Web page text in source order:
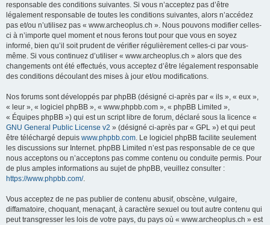
responsable des conditions suivantes. Si vous n’acceptez pas d’être
légalement responsable de toutes les conditions suivantes, alors n’accédez
pas et/ou n’utilisez pas « www.archeoplus.ch ». Nous pouvons modifier celles-
ci à n’importe quel moment et nous ferons tout pour que vous en soyez
informé, bien qu’il soit prudent de vérifier régulièrement celles-ci par vous-
même. Si vous continuez d’utiliser « www.archeoplus.ch » alors que des
changements ont été effectués, vous acceptez d’être légalement responsable
des conditions découlant des mises à jour et/ou modifications.
Nos forums sont développés par phpBB (désigné ci-après par « ils », « eux »,
« leur », « logiciel phpBB », « www.phpbb.com », « phpBB Limited »,
« Équipes phpBB ») qui est un script libre de forum, déclaré sous la licence «
GNU General Public License v2 » (désigné ci-après par « GPL ») et qui peut
être téléchargé depuis www.phpbb.com. Le logiciel phpBB facilite seulement
les discussions sur Internet. phpBB Limited n’est pas responsable de ce que
nous acceptons ou n’acceptons pas comme contenu ou conduite permis. Pour
de plus amples informations au sujet de phpBB, veuillez consulter :
https://www.phpbb.com/.
Vous acceptez de ne pas publier de contenu abusif, obscène, vulgaire,
diffamatoire, choquant, menaçant, à caractère sexuel ou tout autre contenu qui
peut transgresser les lois de votre pays, du pays où « www.archeoplus.ch » est